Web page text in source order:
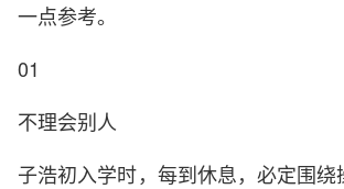
一点参考。
01
不理会别人
子浩初入学时，每到休息，必定围绕